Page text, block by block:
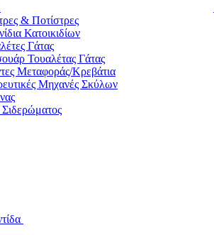
& Ποτίστρες
Κατοικιδίων
Γάτας
Τουαλέτας Γάτας
Μεταφοράς/Κρεβάτια
Μηχανές Σκύλων